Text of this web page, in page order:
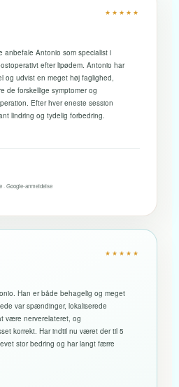
★★★★★
anbefale Antonio som specialist i
efter lipødem. Antonio har
og udvist en meget høj faglighed,
de forskellige symptomer og
Efter hver eneste session
lindring og tydelig forbedring.
Google-anmeldelse
★★★★★
Han er både behagelig og meget
var spændinger, lokaliserede
være nerverelateret, og
korrekt. Har indtil nu været der til 5
stor bedring og har langt færre